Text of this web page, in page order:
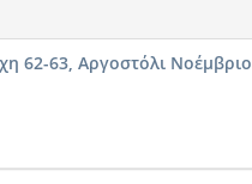
62-63, Αργοστόλι